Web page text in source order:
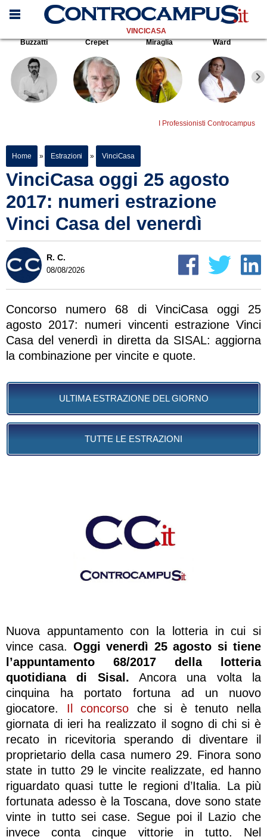
VINCICASA
Buzzatti
Crepet Miraglia Ward
I Professionisti Controcampus
Home » Estrazioni » VinciCasa
VinciCasa oggi 25 agosto
2017: numeri estrazione
Vinci Casa del venerdì
R. C.
08/08/2026
Concorso numero 68 di VinciCasa oggi 25
agosto 2017: numeri vincenti estrazione Vinci
Casa del venerdì in diretta da SISAL: aggiorna
la combinazione per vincite e quote.
ULTIMA ESTRAZIONE DEL GIORNO
TUTTE LE ESTRAZIONI
Nuova appuntamento con la lotteria in cui si
vince casa. Oggi venerdì 25 agosto si tiene
l’appuntamento 68/2017 della lotteria
quotidiana di Sisal. Ancora una volta la
cinquina ha portato fortuna ad un nuovo
giocatore. Il concorso che si è tenuto nella
giornata di ieri ha realizzato il sogno di chi si è
recato in ricevitoria sperando di diventare il
proprietario della casa numero 29. Finora sono
state in tutto 29 le vincite realizzate, ed hanno
riguardato quasi tutte le regioni d’Italia. La più
fortunata adesso è la Toscana, dove sono state
vinte in tutto sei case. Segue poi il Lazio che
invece conta cinque vittorie in tutto. Nel